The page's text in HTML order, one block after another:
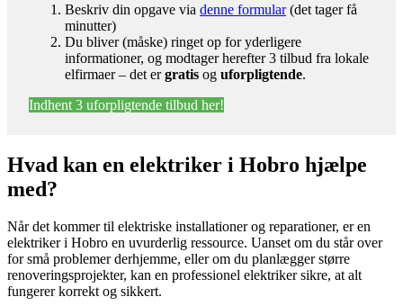
Beskriv din opgave via denne formular(det tager få
minutter)
Du bliver (måske) ringet op for yderligere
informationer, og modtager herefter 3 tilbud fra lokale
elfirmaer – det ergratis og uforpligtende.
Indhent 3 uforpligtende tilbud her!
Hvad kan en elektriker i Hobro hjælpe
med?
Når det kommer til elektriske installationer og reparationer, er en
elektriker i Hobro en uvurderlig ressource. Uanset om du står over
for små problemer derhjemme, eller om du planlægger større
renoveringsprojekter, kan en professionel elektriker sikre, at alt
fungerer korrekt og sikkert.